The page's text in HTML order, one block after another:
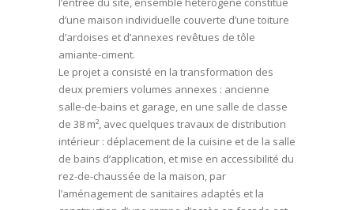
d’une maison individuelle couverte d’une toiture
d’ardoises et d’annexes revêtues de tôle
amiante-ciment.
Le projet a consisté en la transformation des
deux premiers volumes annexes : ancienne
salle-de-bains et garage, en une salle de classe
de 38 m², avec quelques travaux de distribution
intérieur : déplacement de la cuisine et de la salle
de bains d’application, et mise en accessibilité du
rez-de-chaussée de la maison, par
l’aménagement de sanitaires adaptés et la